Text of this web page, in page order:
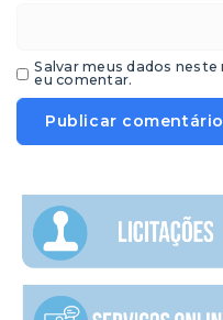
Salvar meus dados
eu comentar.